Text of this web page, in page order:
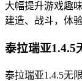
大幅提升游戏趣
建造、战斗，体
泰拉瑞亚1.4.5
泰拉瑞亚1.4.5无